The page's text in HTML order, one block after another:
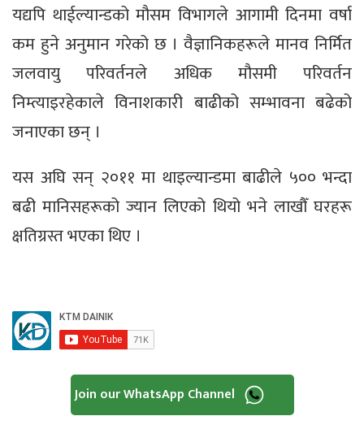
यद्यपि थाईल्यान्डको मौसम विभागले आगामी दिनमा वर्षा
कम हुने अनुमान गरेको छ । वैज्ञानिकहरूले मानव निर्मित
जलवायु परिवर्तनले अधिक मौसमी परिवर्तन
निम्त्याइरहेकाले विनाशकारी बाढीको सम्भावना बढेको
जनाएका छन् ।
यस अघि सन् २०११ मा थाइल्यान्डमा बाढीले ५०० भन्दा
बढी मानिसहरूको ज्यान लिएको थियो भने लाखौँ घरहरू
क्षतिग्रस्त भएका थिए ।
Join our WhatsApp Channel